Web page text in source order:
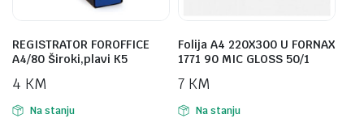
REGISTRATOR FOROFFICE
A4/80 Široki,plavi K5
4 KM
Na stanju
Folija A4 220X300 U FORNAX
1771 90 MIC GLOSS 50/1
7 KM
Na stanju